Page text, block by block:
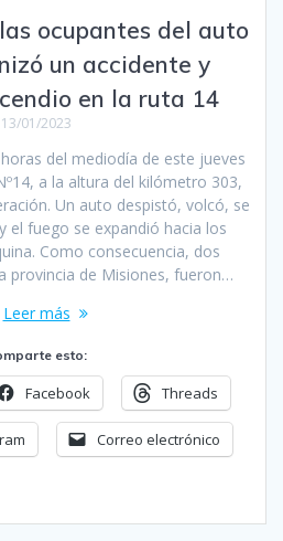
ocupantes del auto
un accidente y
en la ruta 14
13/01/2023
del mediodía de este jueves
a la altura del kilómetro 303,
Un auto despistó, volcó, se
el fuego se expandió hacia los
Como consecuencia, dos
provincia de Misiones, fueron…
Leer más
esto:
Facebook Threads
Correo electrónico